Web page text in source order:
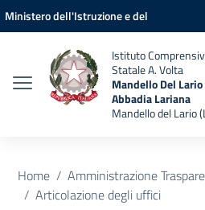
Vai ai contenuti
Vai al menu di navigazione
Vai al footer
Ministero dell'Istruzione e del
Istituto
Statale A. Volta
Mandello Del Lario
Abbadia Lariana
Mandello del Lario
Home Amministrazione
Articolazione degli uffici